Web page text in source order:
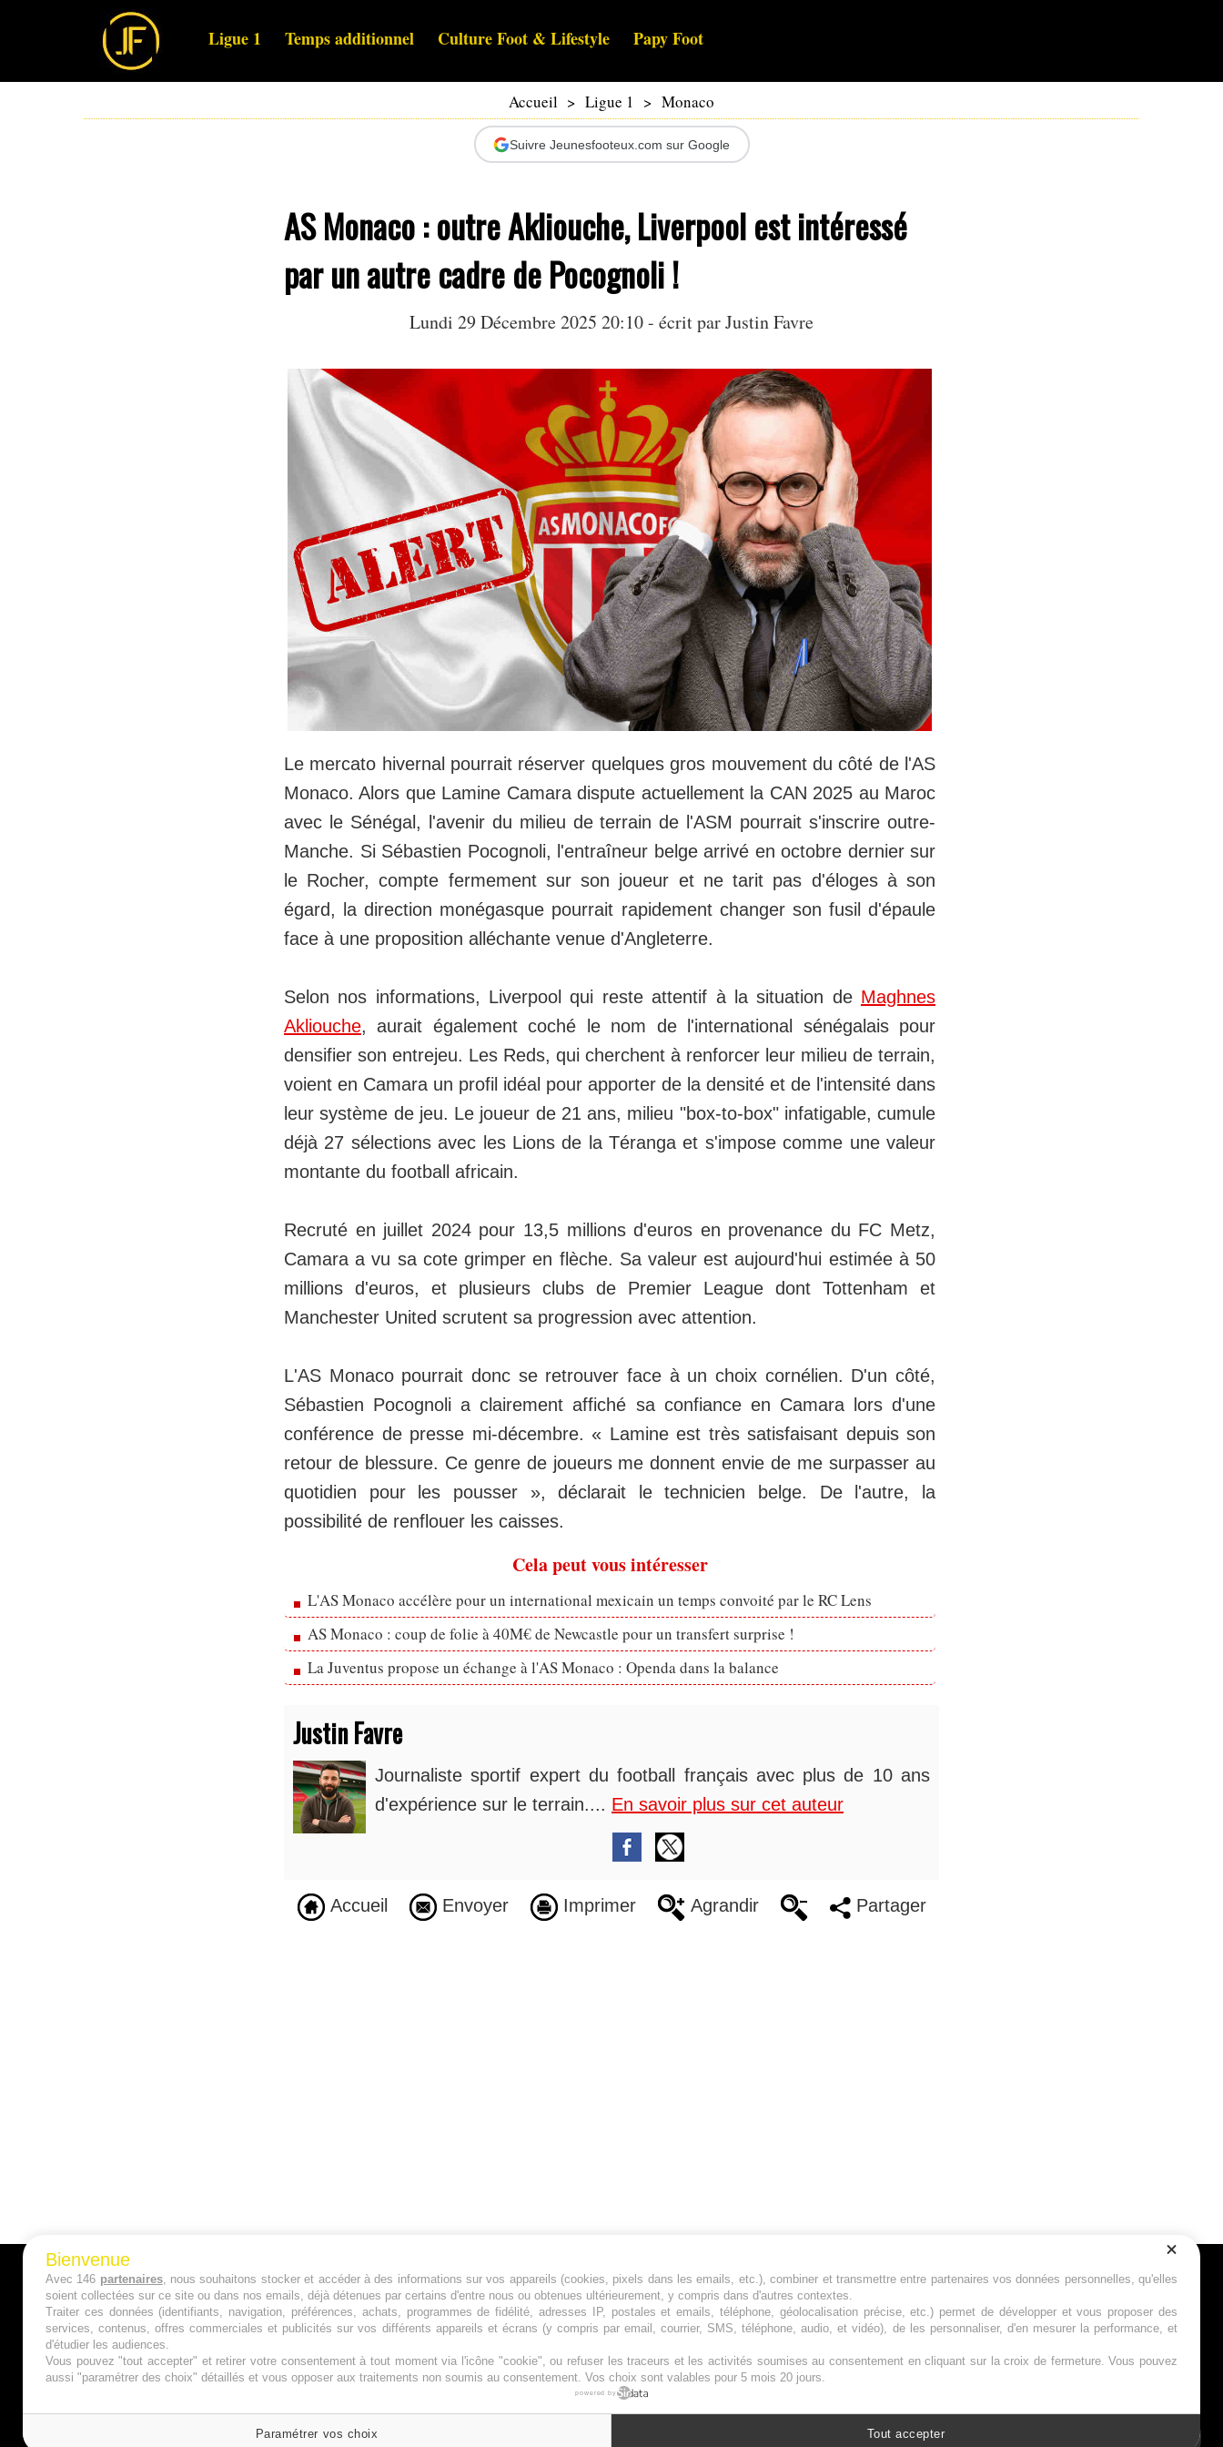
Ligue 1 Temps additionnel Culture Foot & Lifestyle Papy Foot
Accueil > Ligue 1 > Monaco
Suivre Jeunesfooteux.com sur Google
AS Monaco : outre Akliouche, Liverpool est intéressé
par un autre cadre de Pocognoli !
Lundi 29 Décembre 2025 20:10 - écrit parJustin Favre
Le mercato hivernal pourrait réserver quelques gros mouvement du côté de l'AS
Monaco. Alors que Lamine Camara dispute actuellement la CAN 2025 au Maroc
avec le Sénégal, l'avenir du milieu de terrain de l'ASM pourrait s'inscrire outre-
Manche. Si Sébastien Pocognoli, l'entraîneur belge arrivé en octobre dernier sur
le Rocher, compte fermement sur son joueur et ne tarit pas d'éloges à son
égard, la direction monégasque pourrait rapidement changer son fusil d'épaule
face à une proposition alléchante venue d'Angleterre.
Selon nos informations, Liverpool qui reste attentif à la situation de Maghnes
Akliouche, aurait également coché le nom de l'international sénégalais pour
densifier son entrejeu. Les Reds, qui cherchent à renforcer leur milieu de terrain,
voient en Camara un profil idéal pour apporter de la densité et de l'intensité dans
leur système de jeu. Le joueur de 21 ans, milieu "box-to-box" infatigable, cumule
déjà 27 sélections avec les Lions de la Téranga et s'impose comme une valeur
montante du football africain.
Recruté en juillet 2024 pour 13,5 millions d'euros en provenance du FC Metz,
Camara a vu sa cote grimper en flèche. Sa valeur est aujourd'hui estimée à 50
millions d'euros, et plusieurs clubs de Premier League dont Tottenham et
Manchester United scrutent sa progression avec attention.
L'AS Monaco pourrait donc se retrouver face à un choix cornélien. D'un côté,
Sébastien Pocognoli a clairement affiché sa confiance en Camara lors d'une
conférence de presse mi-décembre. « Lamine est très satisfaisant depuis son
retour de blessure. Ce genre de joueurs me donnent envie de me surpasser au
quotidien pour les pousser », déclarait le technicien belge. De l'autre, la
possibilité de renflouer les caisses.
Cela peut vous intéresser
L'AS Monaco accélère pour un international mexicain un temps convoité par le RC Lens
AS Monaco : coup de folie à 40M€ de Newcastle pour un transfert surprise !
La Juventus propose un échange à l'AS Monaco : Openda dans la balance
Justin Favre
Journaliste sportif expert du football français avec plus de 10 ans
d'expérience sur le terrain.... En savoir plus sur cet auteur
Accueil Envoyer Imprimer Agrandir Partager
A PROPOS
Qui sommes nous ?
Mentions Légales
Politique de Cookies
Jeunesfooteux est un média sportif qui traite
principalement de l'actualité de la Ligue 1 et
des grosses actualités de la Ligue 2 et du
Plan du site | Syndication |Powered by WM
Suivez-nous
Bienvenue
Avec 146 partenaires, nous souhaitons stocker et accéder à des informations sur vos appareils (cookies, pixels dans les emails, etc.), combiner et transmettre entre partenaires vos données personnelles, qu'elles
soient collectées sur ce site ou dans nos emails, déjà détenues par certains d'entre nous ou obtenues ultérieurement, y compris dans d'autres contextes.
Traiter ces données (identifiants, navigation, préférences, achats, programmes de fidélité, adresses IP, postales et emails, téléphone, géolocalisation précise, etc.) permet de développer et vous proposer des
services, contenus, offres commerciales et publicités sur vos différents appareils et écrans (y compris par email, courrier, SMS, téléphone, audio, et vidéo), de les personnaliser, d'en mesurer la performance, et
d'étudier les audiences.
Vous pouvez "tout accepter" et retirer votre consentement à tout moment via l'icône "cookie", ou refuser les traceurs et les activités soumises au consentement en cliquant sur la croix de fermeture. Vous pouvez
aussi "paramétrer des choix" détaillés et vous opposer aux traitements non soumis au consentement. Vos choix sont valables pour 5 mois 20 jours.
powered by
Paramétrer vos choix Tout accepter